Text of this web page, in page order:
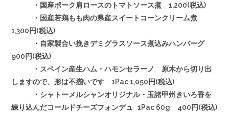
・国産ポーク肩ロースのトマトソース煮 1,200(税込)
・国産若鶏もも肉の県産スイートコーンクリーム煮
1,300円(税込)
・自家製合い挽きデミグラスソース煮込みハンバーグ
900円(税込)
・スペイン産生ハム・ハモンセラーノ 原木から切り出
しますので、形は不揃いです 1Pac 1,050円(税込)
・シャトーメルシャンオリジナル・玉諸甲州きいろ香を
練り込んだコールドチーズフォンデュ 1Pac 60g 400円(税込)